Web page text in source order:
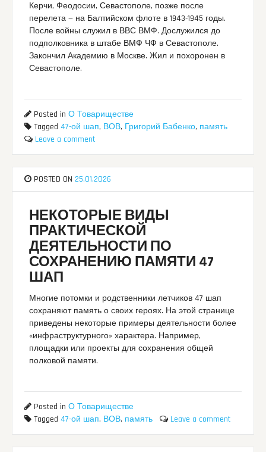
Керчи, Феодосии, Севастополе, позже после
перелета — на Балтийском флоте в 1943-1945 годы.
После войны служил в ВВС ВМФ. Дослужился до
подполковника в штабе ВМФ ЧФ в Севастополе.
Закончил Академию в Москве. Жил и похоронен в
Севастополе.
Posted inО Товариществе
Tagged47-ой шап, ВОВ, Григорий Бабенко, память
Leave a comment
POSTED ON 25.01.2026
НЕКОТОРЫЕ ВИДЫ
ПРАКТИЧЕСКОЙ
ДЕЯТЕЛЬНОСТИ ПО
СОХРАНЕНИЮ ПАМЯТИ 47
ШАП
Многие потомки и родственники летчиков 47 шап
сохраняют память о своих героях. На этой странице
приведены некоторые примеры деятельности более
«инфраструктурного» характера. Например,
площадки или проекты для сохранения общей
полковой памяти.
Posted inО Товариществе
Tagged47-ой шап, ВОВ, память Leave a comment